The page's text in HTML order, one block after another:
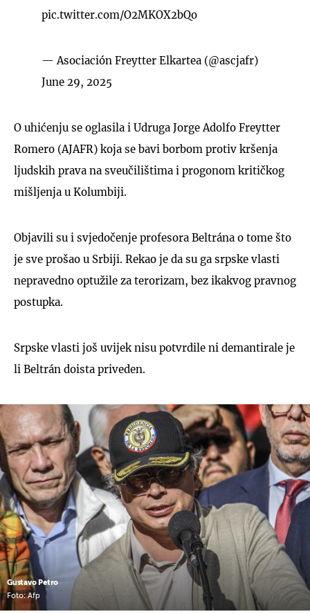
pic.twitter.com/O2MKOX2bQo
— Asociación Freytter Elkartea (@ascjafr)
June 29, 2025
O uhićenju se oglasila i Udruga Jorge Adolfo Freytter
Romero (AJAFR) koja se bavi borbom protiv kršenja
ljudskih prava na sveučilištima i progonom kritičkog
mišljenja u Kolumbiji.
Objavili su i svjedočenje profesora Beltrána o tome što
je sve prošao u Srbiji. Rekao je da su ga srpske vlasti
nepravedno optužile za terorizam, bez ikakvog pravnog
postupka.
Srpske vlasti još uvijek nisu potvrdile ni demantirale je
li Beltrán doista priveden.
Gustavo Petro
Foto: Afp